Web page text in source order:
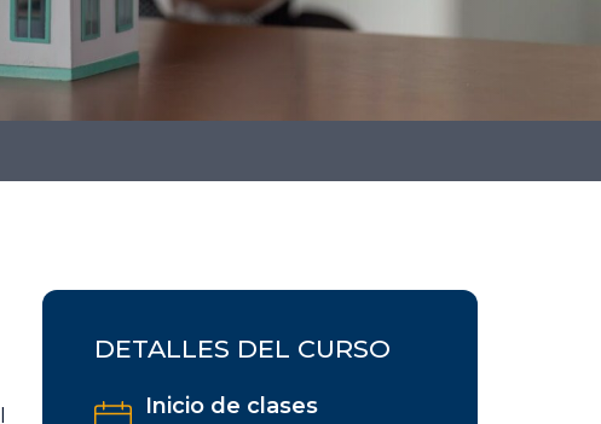
DETALLES DEL CURSO
Inicio de clases